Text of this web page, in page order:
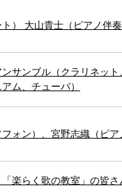
） 大山貴士（ピアノ伴奏
サンブル（クラリネット
ム、チューバ）
ォン）、宮野志織（ピア
楽らく歌の教室」の皆さ